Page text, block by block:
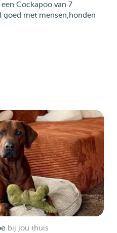
Cockapoo van 7
goed met mensen,honden
bij jou thuis